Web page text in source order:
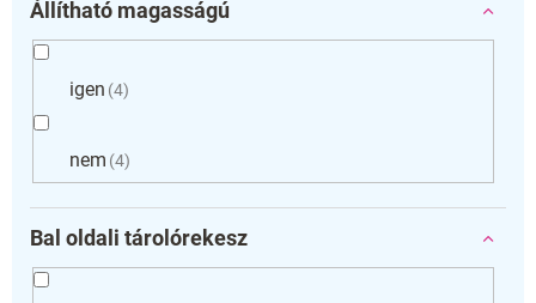
Állítható magasságú
igen 4
nem 4
Bal oldali tárolórekesz